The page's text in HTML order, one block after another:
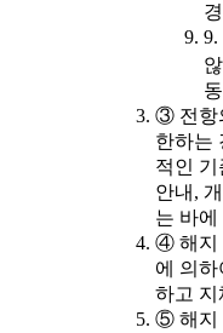
9.
③ 전항
한하는
적인
안내,
는 바에
④ 해지
에 의하
하고 지
⑤ 해지